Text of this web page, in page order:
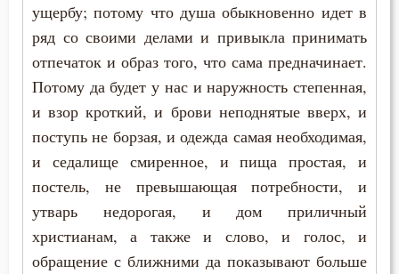
ущербу; потому что душа обыкновенно идет в
ряд со своими делами и привыкла принимать
отпечаток и образ того, что сама предначинает.
Потому да будет у нас и наружность степенная,
и взор кроткий, и брови неподнятые вверх, и
поступь не борзая, и одежда самая необходимая,
и седалище смиренное, и пища простая, и
постель, не превышающая потребности, и
утварь недорогая, и дом приличный
христианам, а также и слово, и голос, и
обращение с ближними да показывают больше